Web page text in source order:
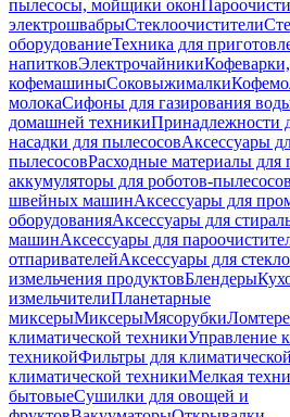
пылесосы, мойщики окон
электрошвабрыСтеклоочистители
оборудованиеТехника для
напитковЭлектрочайникиКофеварки,
кофемашиныСоковыжималки
молокаСифоны для газирования
домашней техникиПринадлежности
насадки для пылесосовАксессуары
пылесосовРасходные материалы для
аккумуляторы для роботов-пылесосов
швейных машинАксессуары для
оборудованияАксессуары для
машинАксессуары для
отпаривателейАксессуары для
измельчения продуктовБлендеры
измельчителиПланетарные
миксерыМиксерыМясорубки
климатической техникиУправление
техникойФильтры для
климатической техникиМелкая
бытовыеСушилки для овощей и